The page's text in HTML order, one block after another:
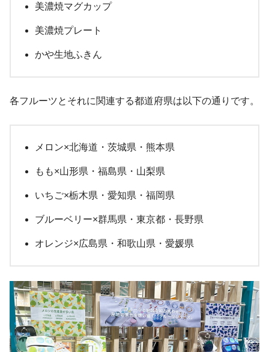
美濃焼マグカップ
美濃焼プレート
かや生地ふきん
各フルーツとそれに関連する都道府県は以下の通りです。
メロン×北海道・茨城県・熊本県
もも×山形県・福島県・山梨県
いちご×栃木県・愛知県・福岡県
ブルーベリー×群馬県・東京都・長野県
オレンジ×広島県・和歌山県・愛媛県